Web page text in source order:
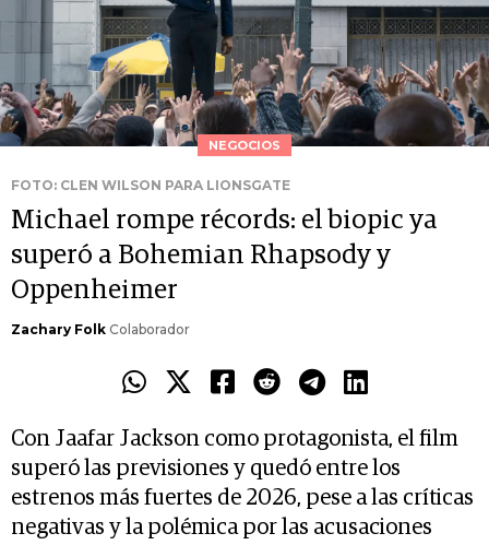
NEGOCIOS
FOTO: CLEN WILSON PARA LIONSGATE
Michael rompe récords: el biopic ya
superó a Bohemian Rhapsody y
Oppenheimer
Zachary Folk Colaborador
Con Jaafar Jackson como protagonista, el film
superó las previsiones y quedó entre los
estrenos más fuertes de 2026, pese a las críticas
negativas y la polémica por las acusaciones